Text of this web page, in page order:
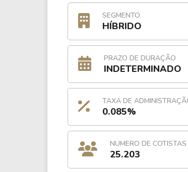
SEGMENTO
HÍBRIDO
PRAZO DE DURAÇÃO
INDETERMINADO
TAXA DE
0.085%
NUMERO DE COTISTAS
25.203